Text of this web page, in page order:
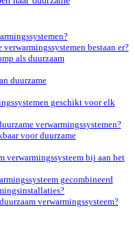
bestaan er?
als duurzaam
duurzame
geschikt voor elk
verwarmingssystemen?
voor duurzame
verwarmingssysteem bij aan het
gecombineerd
verwarmingssysteem?